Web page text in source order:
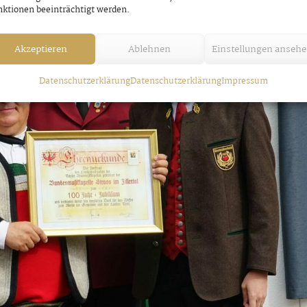
beeinträchtigt werden.
Akzeptieren Ablehnen Einstellungen
DatenschutzerklärungDatenschutzerklärungImpressum